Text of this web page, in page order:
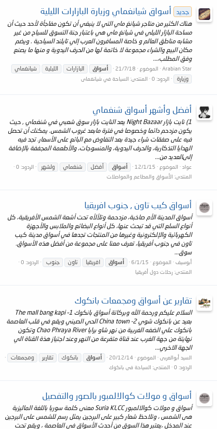
جديد أسواق شيانغماي وزيارة البازارات الليلية
هناك الكثير من متاجر شيانغ ماي التي لا ينبغي أن تكون مفاجأة لأحد حيث أن
مساحة البازار الليلي في شيانغ ماي هي باعتبار جنة التسوق للسياح من غير
مشابه مناطق العالم و خاصة المسافرون العرب إلي تايلند السياحية . ويضم
مكان البيع والشراء مجموعة لا خاتمة لها من الحرف اليدوية و منها ما يصنع
وفق المطلب،...
Arabian Star الموضوع 21/7/18 أسواق البازارات الليلية
شيانغماي
وزيارة
الردود: 0 المنتدى: السياحة في شيانغماى
أفضل وأشهر أسواق شنغماي
1) نايت بازار Night Bazaar يعد النايت بازار سوق شعبي في شنغماي , حيث
يكون مزدحم دائما وخصوصا في فترة مابعد غروب الشمس. يمكنك أن تحصل
فيه على صفقات شراء جيدة بعد التفاوض مع البائع على الأسعار. تجد فيه
الهدايا التذكارية، والحرف اليدوية، والمنسوجات، والأطعمة المجففة بالإضافة
إلىالعديد من...
عواد الموضوع 12/1/15 أسواق أفضل شنغماي ولشهر
الردود: 0
المنتدى: الأسواق والمطاعم والمواصلات
أسواق كيب تاون , جنوب افريقيا
أسواق المدينة الأم صاخبة، مزدحمة وتلألأه تحت أشعة الشمس الأفريقية، كل
أنواع السلع التي قد تبحث عنها، كل أنواع البضائع والملابس والأجهزة
الكهربائية والإلكترونية وغيرها من المنتجات تجدها في أسواق مدينة كيب
تاون في جنوب أفريقيا، تعرف معنا على مجموعة من أفضل هذه الأسواق.
سوق...
أبوسيف الموضوع 6/1/15 أسواق افريقيا تاون جنوب
الردود: 0
المنتدى: رحلات دول أفريقيا
تقارير عن أسواق ومجمعات بانكوك
السلام عليكم ورحمة الله وبركاتة أسواق بانكوك The mall bang kapi –1
بعيد عن بانكوك شوي 2- China town الحي الصيني ويقع في قلب العاصمة
بانكوك علي الضفه الغربية من نهر شاو برايا Chao Phraya River وتكون
نهايتة من جهة الغرب عند قناة متفرعة من النهر وعند اجتياز هذة القناة الي
الجهة الاخري...
السيد أبوالعربى الموضوع 20/12/14 أسواق بانكوك تقارير ومجمعات
الردود: 0 المنتدى: السياحة فى بانكوك
أسواق و مولات كوالالمبور بالصور والتفصيل
أسواق و مولات كوالالمبور Suria KLCC معنى كلمة سوريا باللغة الماليزية
هى الشمس ، وتلاحظ شعار كبير على البرجين يمثل رسم للشمس على البرجين
عند المدخل ،يعتبر هذا السوق من أحدث الأسواق فى العاصمة ، ويقع تحت